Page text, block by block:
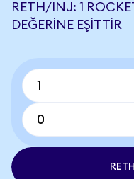
RETH/INJ: 1
DEĞERINE EŞITTIR